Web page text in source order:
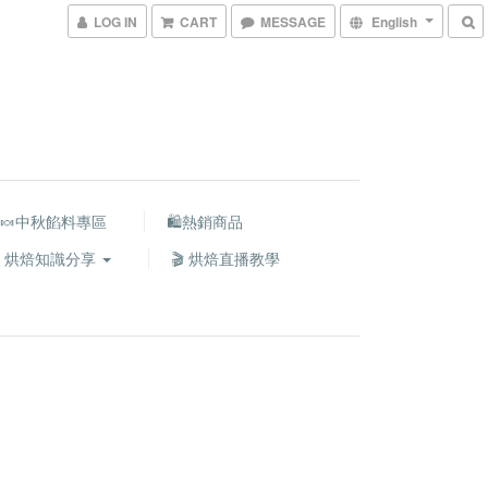
LOG IN CART MESSAGE English
🍬中秋餡料專區
🛍熱銷商品
烘焙知識分享
🎬 烘焙直播教學